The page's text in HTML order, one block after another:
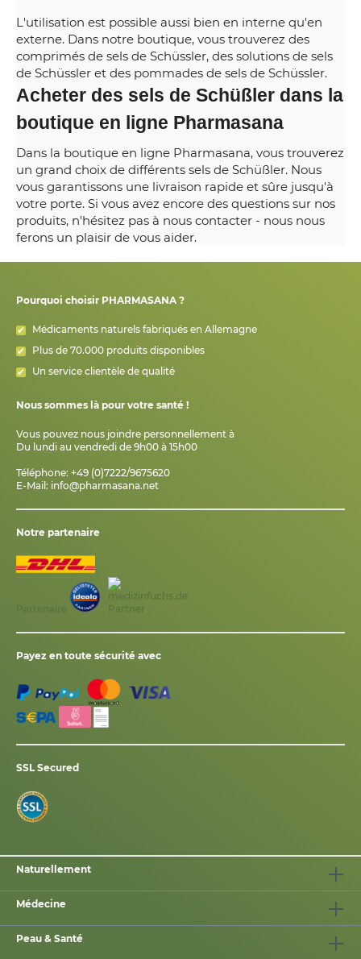
L'utilisation est possible aussi bien en interne qu'en
externe. Dans notre boutique, vous trouverez des
comprimés de sels de Schüssler, des solutions de sels
de Schüssler et des pommades de sels de Schüssler.
Acheter des sels de Schüßler dans la
boutique en ligne Pharmasana
Dans la boutique en ligne Pharmasana, vous trouverez
un grand choix de différents sels de Schüßler. Nous
vous garantissons une livraison rapide et sûre jusqu'à
votre porte. Si vous avez encore des questions sur nos
produits, n'hésitez pas à nous contacter - nous nous
ferons un plaisir de vous aider.
Pourquoi choisir PHARMASANA ?
Médicaments naturels fabriqués en Allemagne
Plus de 70.000 produits disponibles
Un service clientèle de qualité
Nous sommes là pour votre santé !
Vous pouvez nous joindre personnellement à
Du lundi au vendredi de 9h00 à 15h00
Téléphone: +49 (0)7222/9675620
E-Mail: info@pharmasana.net
Notre partenaire
Payez en toute sécurité avec
SSL Secured
Naturellement
Médecine
Peau & Santé